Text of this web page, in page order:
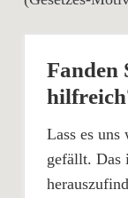
Fanden
Lass es
gefällt. Das